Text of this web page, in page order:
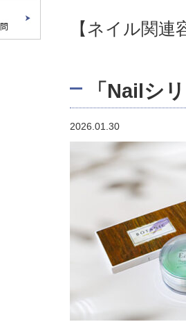
【ネイル関
「Nailシ
2026.01.30